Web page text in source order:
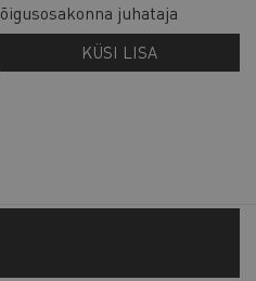
õigusosakonna juhataja
KÜSI LISA